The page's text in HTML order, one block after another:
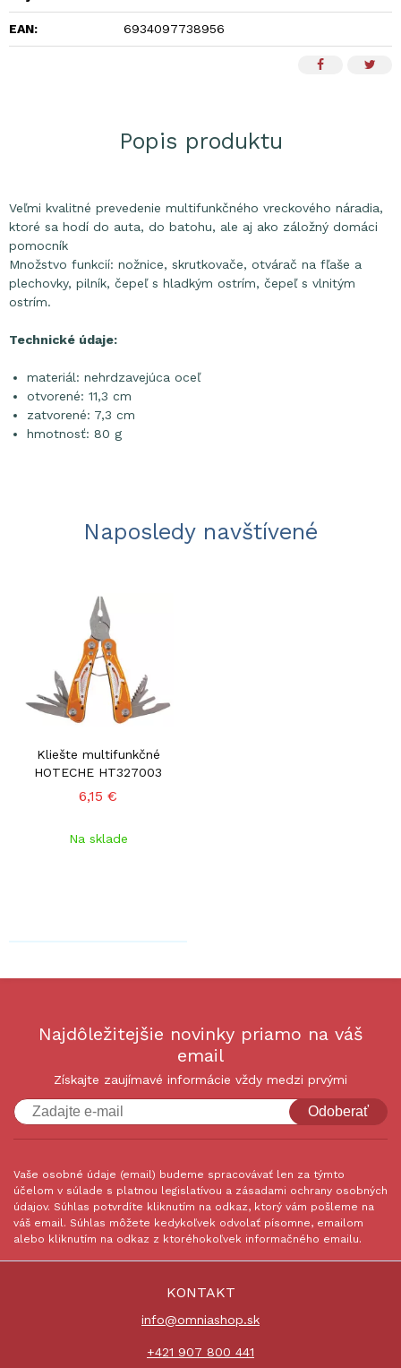
EAN: 6934097738956
Popis produktu
Veľmi kvalitné prevedenie multifunkčného vreckového náradia,
ktoré sa hodí do auta, do batohu, ale aj ako záložný domáci
pomocník
Množstvo funkcií: nožnice, skrutkovače, otvárač na fľaše a
plechovky, pilník, čepeľ s hladkým ostrím, čepeľ s vlnitým
ostrím.
Technické údaje:
materiál: nehrdzavejúca oceľ
otvorené: 11,3 cm
zatvorené: 7,3 cm
hmotnosť: 80 g
Naposledy navštívené
Kliešte multifunkčné
HOTECHE HT327003
6,15 €
Na sklade
Najdôležitejšie novinky priamo na váš
email
Získajte zaujímavé informácie vždy medzi prvými
Odoberať
Vaše osobné údaje (email) budeme spracovávať len za týmto
účelom v súlade s platnou legislatívou a zásadami ochrany osobných
údajov. Súhlas potvrdíte kliknutím na odkaz, ktorý vám pošleme na
váš email. Súhlas môžete kedykoľvek odvolať písomne, emailom
alebo kliknutím na odkaz z ktoréhokoľvek informačného emailu.
KONTAKT
info@omniashop.sk
+421 907 800 441